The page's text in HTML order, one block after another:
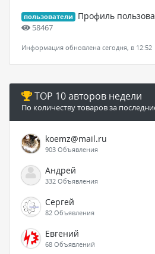
пользователи Профиль
58467
Информация обновлена сегодня, в 12:52
TOP 10 авторов недели
По количеству товаров за
koemz@mail.ru
903 Объявления
Андрей
332 Объявления
Сергей
82 Объявления
Евгений
68 Объявлений